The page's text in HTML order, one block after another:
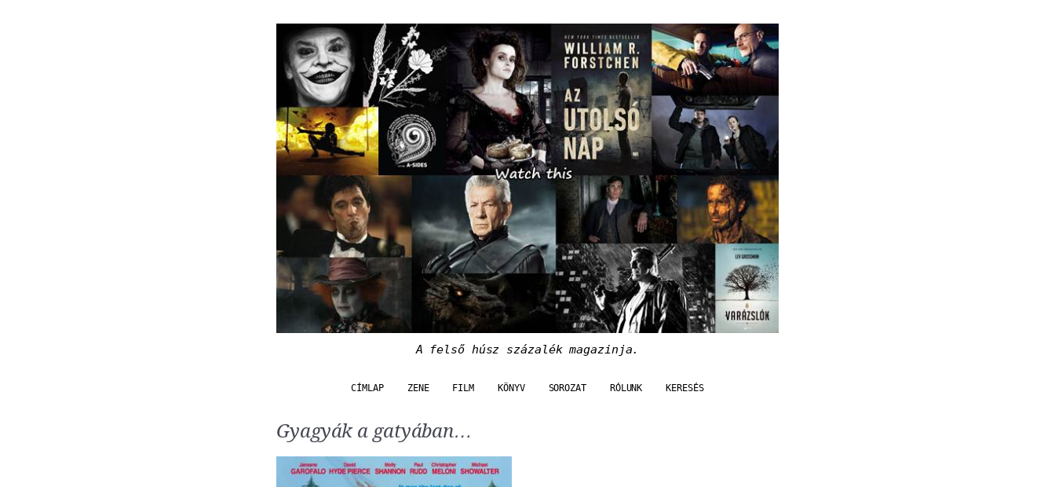
A felső húsz százalék magazinja.
CÍMLAP ZENE FILM KÖNYV SOROZAT RÓLUNK KERESÉS
Gyagyák a gatyában…